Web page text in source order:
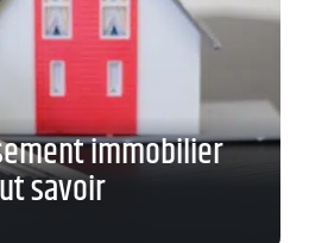
immobilier
savoir